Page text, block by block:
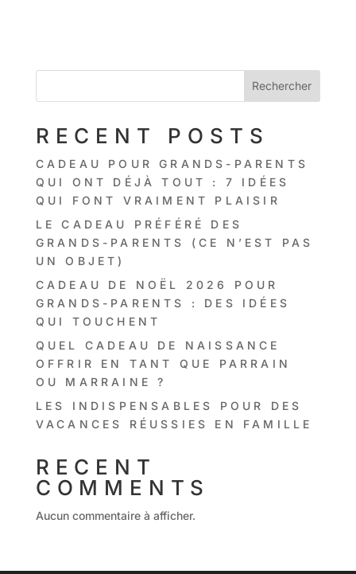
Rechercher
RECENT POSTS
CADEAU POUR GRANDS-PARENTS
QUI ONT DÉJÀ TOUT : 7 IDÉES
QUI FONT VRAIMENT PLAISIR
LE CADEAU PRÉFÉRÉ DES
GRANDS-PARENTS (CE N’EST PAS
UN OBJET)
CADEAU DE NOËL 2026 POUR
GRANDS-PARENTS : DES IDÉES
QUI TOUCHENT
QUEL CADEAU DE NAISSANCE
OFFRIR EN TANT QUE PARRAIN
OU MARRAINE ?
LES INDISPENSABLES POUR DES
VACANCES RÉUSSIES EN FAMILLE
RECENT
COMMENTS
Aucun commentaire à afficher.